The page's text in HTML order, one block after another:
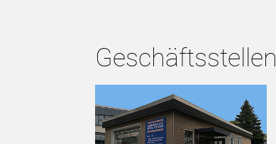
Geschäftsstellen